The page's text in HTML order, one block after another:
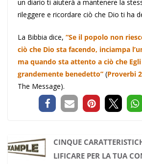
un diario ti aiuterà a mantenere la
rileggere e ricordare ciò che Dio ti ha
La Bibbia dice, “Se il popolo non
ciò che Dio sta facendo, inciampa
ma quando sta attento a ciò che
grandemente benedetto” (Proverbi
The Message).
CINQUE
LIFICARE PER LA TUA